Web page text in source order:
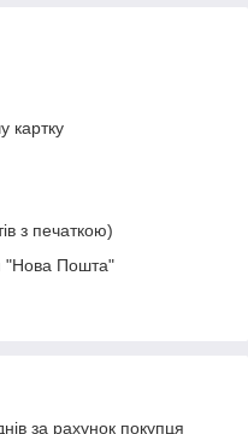
картку
з печаткою)
"Нова Пошта"
за рахунок покупця